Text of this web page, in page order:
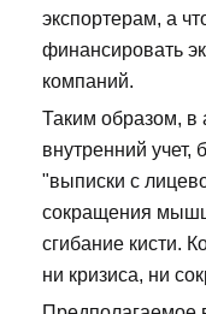
экспортерам, а
финансировать
компаний.
Таким образом, в
внутренний учет,
"выписки с
сокращения
сгибание кисти.
ни кризиса, ни